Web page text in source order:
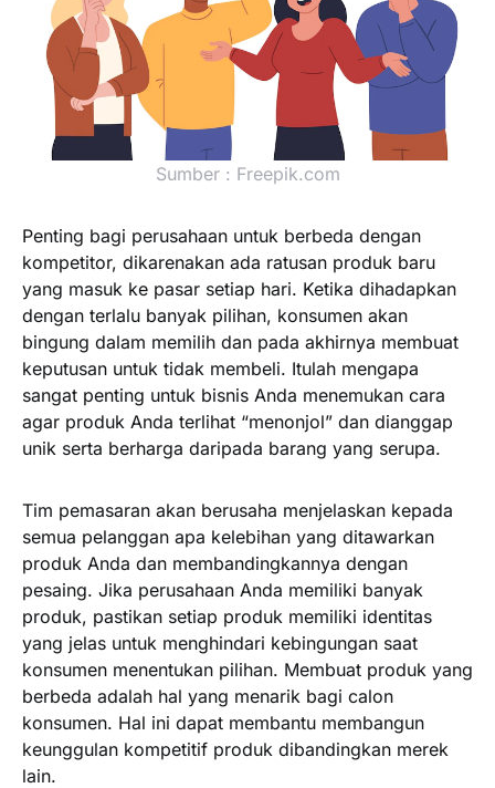
Sumber : Freepik.com
Penting bagi perusahaan untuk berbeda dengan
kompetitor, dikarenakan ada ratusan produk baru
yang masuk ke pasar setiap hari. Ketika dihadapkan
dengan terlalu banyak pilihan, konsumen akan
bingung dalam memilih dan pada akhirnya membuat
keputusan untuk tidak membeli. Itulah mengapa
sangat penting untuk bisnis Anda menemukan cara
agar produk Anda terlihat “menonjol” dan dianggap
unik serta berharga daripada barang yang serupa.
Tim pemasaran akan berusaha menjelaskan kepada
semua pelanggan apa kelebihan yang ditawarkan
produk Anda dan membandingkannya dengan
pesaing. Jika perusahaan Anda memiliki banyak
produk, pastikan setiap produk memiliki identitas
yang jelas untuk menghindari kebingungan saat
konsumen menentukan pilihan. Membuat produk yang
berbeda adalah hal yang menarik bagi calon
konsumen. Hal ini dapat membantu membangun
keunggulan kompetitif produk dibandingkan merek
lain.